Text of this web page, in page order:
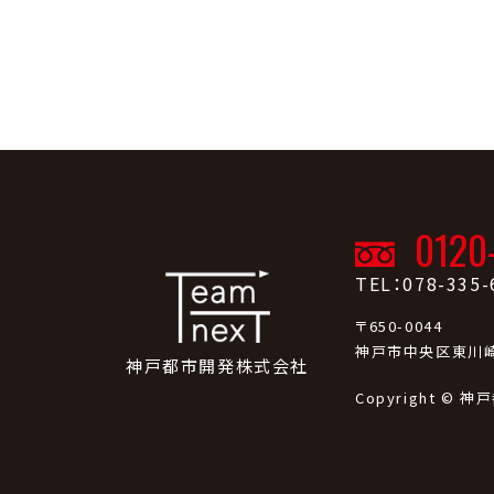
神戸都市開発株式会社
TEL：078-
〒650-0044
神戸市中央区東川
Copyright © 神戸